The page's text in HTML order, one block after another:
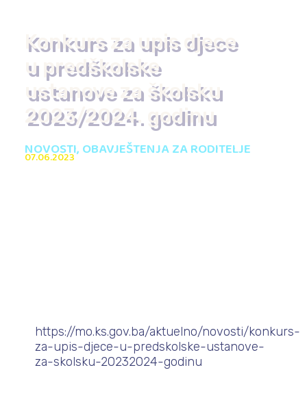
Konkurs za upis djece
u predškolske
ustanove za školsku
2023/2024. godinu
NOVOSTI,OBAVJEŠTENJA ZA RODITELJE
07.06.2023
https://mo.ks.gov.ba/aktuelno/novosti/konkurs-
za-upis-djece-u-predskolske-ustanove-
za-skolsku-20232024-godinu